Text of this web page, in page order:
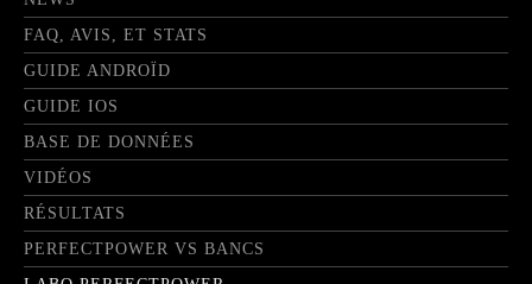
FAQ, AVIS, ET STATS
GUIDE ANDROÏD
GUIDE IOS
BASE DE DONNÉES
VIDÉOS
RÉSULTATS
PERFECTPOWER VS BANCS